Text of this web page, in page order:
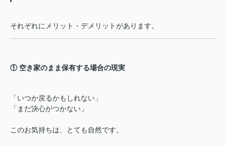
それぞれにメリット・デメリットがあります。
① 空き家のまま保有する場合の現実
「いつか戻るかもしれない」
「まだ決心がつかない」
このお気持ちは、とても自然です。